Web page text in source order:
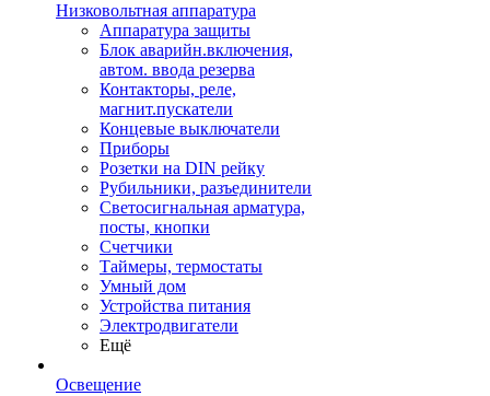
Низковольтная аппаратура
Аппаратура защиты
Блок аварийн.включения,
автом. ввода резерва
Контакторы, реле,
магнит.пускатели
Концевые выключатели
Приборы
Розетки на DIN рейку
Рубильники, разъединители
Светосигнальная арматура,
посты, кнопки
Счетчики
Таймеры, термостаты
Умный дом
Устройства питания
Электродвигатели
Ещё
Освещение